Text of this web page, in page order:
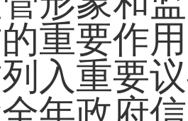
重要作
入重要